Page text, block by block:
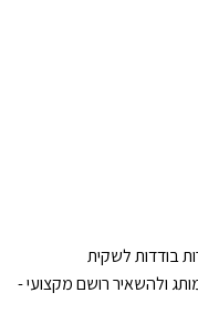
בודדות לשקית
ולהשאיר רושם מקצועי -